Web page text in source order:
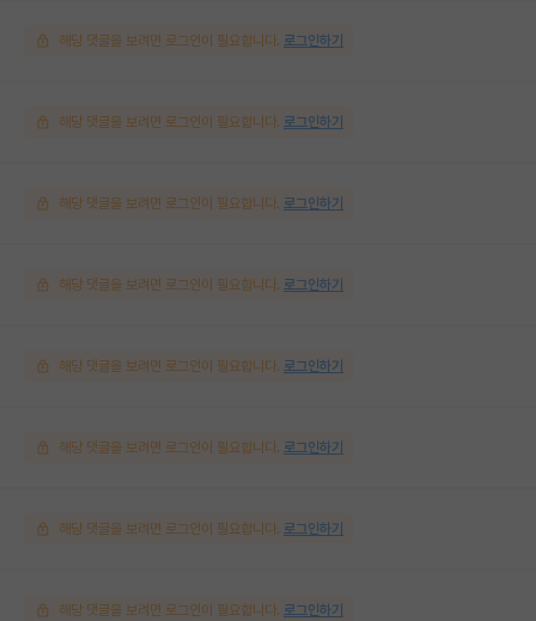
해당 댓글을 보려면 로그인이 필요합니다. 로그인하기
해당 댓글을 보려면 로그인이 필요합니다. 로그인하기
해당 댓글을 보려면 로그인이 필요합니다. 로그인하기
해당 댓글을 보려면 로그인이 필요합니다. 로그인하기
해당 댓글을 보려면 로그인이 필요합니다. 로그인하기
해당 댓글을 보려면 로그인이 필요합니다. 로그인하기
해당 댓글을 보려면 로그인이 필요합니다. 로그인하기
해당 댓글을 보려면 로그인이 필요합니다. 로그인하기